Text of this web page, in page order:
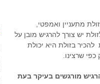
מתעניין ואמפטי,
יש צורך להרגיש מובן על
בזולת היא יכולת
כפי שרצינו.
מורגשים בעיקר בעת